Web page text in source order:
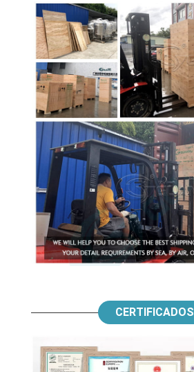
CERTIFICADOS